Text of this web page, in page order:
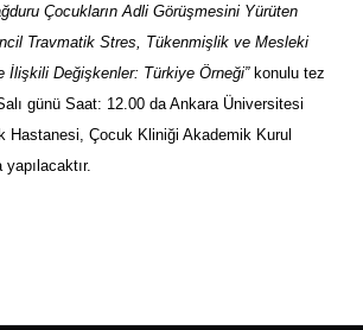
Çocukların Adli Görüşmesini Yürüten
Travmatik Stres, Tükenmişlik ve Mesleki
İlişkili Değişkenler: Türkiye Örneği”konulu tez
günü Saat: 12.00 da Ankara Üniversitesi
Hastanesi, Çocuk Kliniği Akademik Kurul
yapılacaktır.